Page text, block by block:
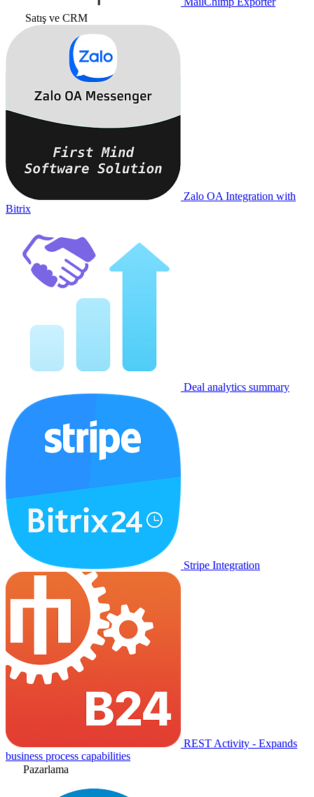
Satış ve CRM
Zalo OA Integration with
Bitrix
Deal analytics summary
Stripe Integration
REST Activity - Expands
business process capabilities
Pazarlama